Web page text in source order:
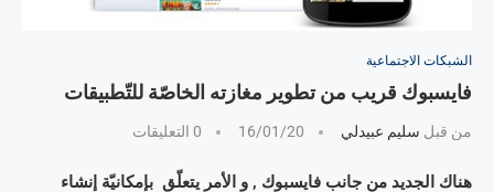
الشبكات الاجتماعية
فايسبوك قريب من تطوير مغازته الخاصّة للتّطبيقات
من قبل سليم عبيدلي 16/01/20 0 التعليقات
هناك الجديد من جانب فايسبوك , و الأمر يتعلّق بإمكانيّة إنشاء